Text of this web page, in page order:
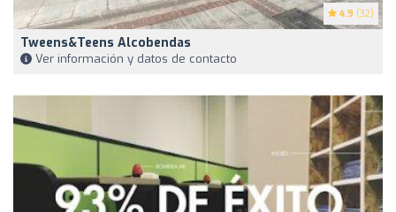
4.9 (32)
Tweens&Teens Alcobendas
Ver información y datos de contacto